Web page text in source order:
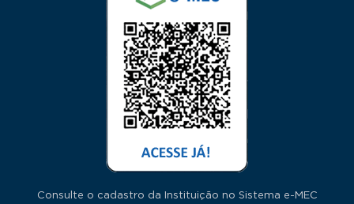
Consulte o cadastro da Instituição no Sistema e-MEC